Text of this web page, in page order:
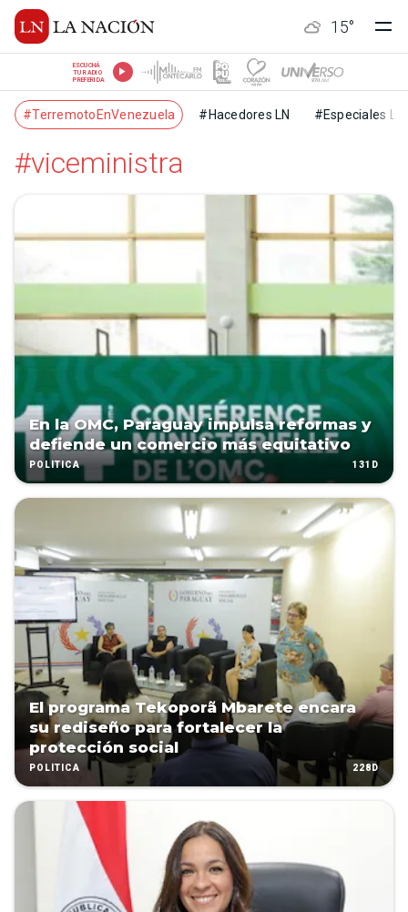
15°
ESCUCHÁ
TU RADIO
PREFERIDA
#TerremotoEnVenezuela #Hacedores LN #Especiales LN
#viceministra
En la OMC, Paraguay impulsa reformas y
defiende un comercio más equitativo
POLÍTICA 131D
El programa Tekoporã Mbarete encara
su rediseño para fortalecer la
protección social
POLÍTICA 228D